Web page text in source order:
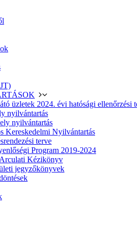
üzletek 2024. évi hatósági ellenőrzési
nyilvántartás
nyilvántartás
Kereskedelmi Nyilvántartás
terve
Program 2019-2024
Kézikönyv
jegyzőkönyvek